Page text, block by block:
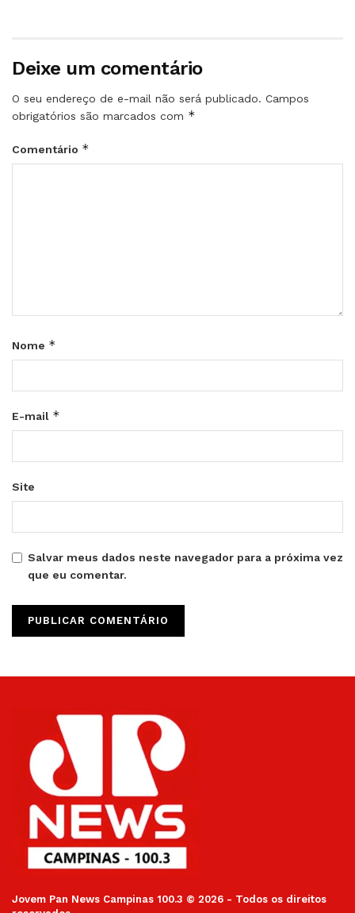
Deixe um comentário
O seu endereço de e-mail não será publicado. Campos
obrigatórios são marcados com *
Comentário *
Nome *
E-mail *
Site
Salvar meus dados neste navegador para a próxima vez
que eu comentar.
Jovem Pan News Campinas 100.3 © 2026 - Todos os direitos